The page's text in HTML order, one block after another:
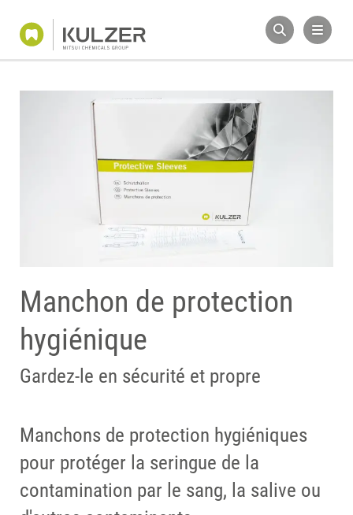
Manchon de protection
hygiénique
Gardez-le en sécurité et propre
Manchons de protection hygiéniques
pour protéger la seringue de la
contamination par le sang, la salive ou